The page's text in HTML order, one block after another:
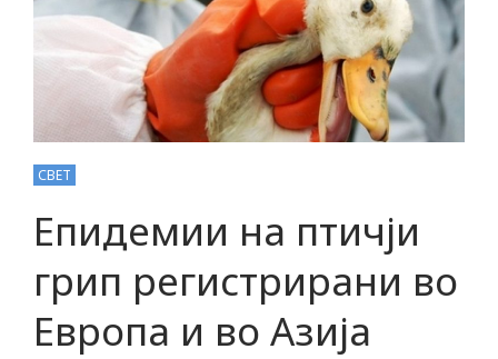
СВЕТ
Eпидемии на птичји
грип регистрирани во
Европа и во Азија